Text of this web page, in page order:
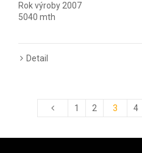
Rok výroby 2007
5040 mth
Detail
1 2 3 4